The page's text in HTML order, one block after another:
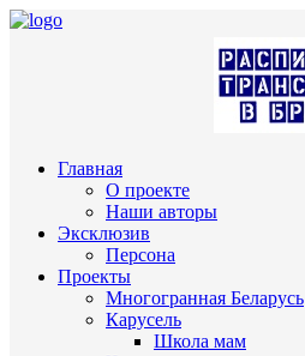
Главная
О проекте
Наши авторы
Эксклюзив
Персона
Проекты
Многогранная Беларусь
Карусель
Школа мам